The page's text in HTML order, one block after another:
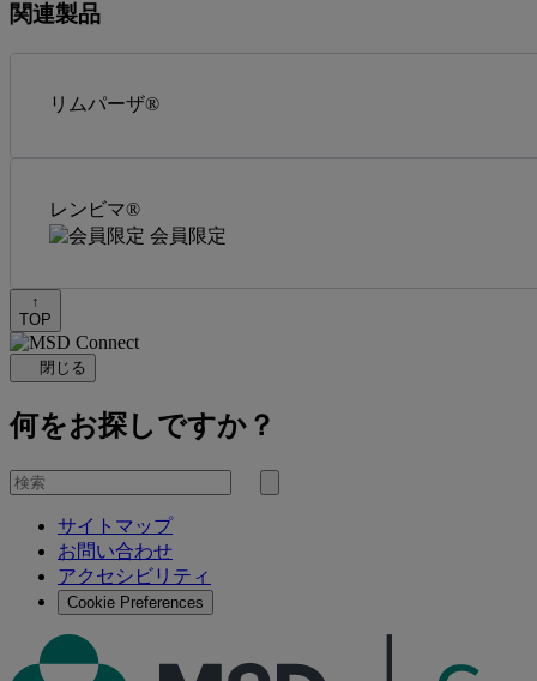
関連製品
リムパーザ®
レンビマ®
会員限定
↑
TOP
閉じる
何をお探しですか？
を
検
サイトマップ
お問い合わせ
アクセシビリティ
Cookie Preferences